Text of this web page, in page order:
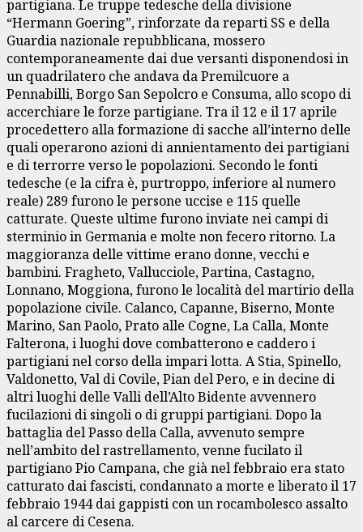
partigiana. Le truppe tedesche della divisione
“Hermann Goering”, rinforzate da reparti SS e della
Guardia nazionale repubblicana, mossero
contemporaneamente dai due versanti disponendosi in
un quadrilatero che andava da Premilcuore a
Pennabilli, Borgo San Sepolcro e Consuma, allo scopo di
accerchiare le forze partigiane. Tra il 12 e il 17 aprile
procedettero alla formazione di sacche all’interno delle
quali operarono azioni di annientamento dei partigiani
e di terrorre verso le popolazioni. Secondo le fonti
tedesche (e la cifra è, purtroppo, inferiore al numero
reale) 289 furono le persone uccise e 115 quelle
catturate. Queste ultime furono inviate nei campi di
sterminio in Germania e molte non fecero ritorno. La
maggioranza delle vittime erano donne, vecchi e
bambini. Fragheto, Vallucciole, Partina, Castagno,
Lonnano, Moggiona, furono le località del martirio della
popolazione civile. Calanco, Capanne, Biserno, Monte
Marino, San Paolo, Prato alle Cogne, La Calla, Monte
Falterona, i luoghi dove combatterono e caddero i
partigiani nel corso della impari lotta. A Stia, Spinello,
Valdonetto, Val di Covile, Pian del Pero, e in decine di
altri luoghi delle Valli dell’Alto Bidente avvennero
fucilazioni di singoli o di gruppi partigiani. Dopo la
battaglia del Passo della Calla, avvenuto sempre
nell’ambito del rastrellamento, venne fucilato il
partigiano Pio Campana, che già nel febbraio era stato
catturato dai fascisti, condannato a morte e liberato il 17
febbraio 1944 dai gappisti con un rocambolesco assalto
al carcere di Cesena.